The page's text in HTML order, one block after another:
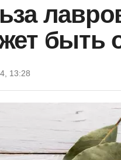
быть
13:28